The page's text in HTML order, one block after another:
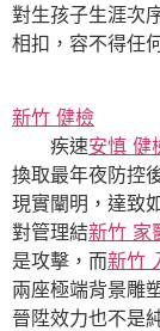
對生孩子生涯次
相扣，容不得任
新竹 健檢
疾速安慎 健
換取最年夜防控
現實闡明，達致
對管理結新竹 家
是攻擊，而新竹
兩座極端背景雕
晉陞效力也不是